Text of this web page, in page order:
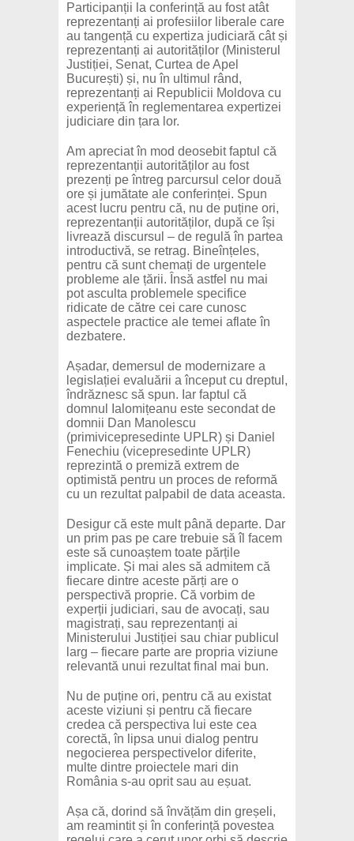
Participanții la conferință au fost atât
reprezentanți ai profesiilor liberale care
au tangență cu expertiza judiciară cât și
reprezentanți ai autorităților (Ministerul
Justiției, Senat, Curtea de Apel
București) și, nu în ultimul rând,
reprezentanți ai Republicii Moldova cu
experiență în reglementarea expertizei
judiciare din țara lor.
Am apreciat în mod deosebit faptul că
reprezentanții autorităților au fost
prezenți pe întreg parcursul celor două
ore și jumătate ale conferinței. Spun
acest lucru pentru că, nu de puține ori,
reprezentanții autorităților, după ce își
livrează discursul – de regulă în partea
introductivă, se retrag. Bineînțeles,
pentru că sunt chemați de urgentele
probleme ale țării. Însă astfel nu mai
pot asculta problemele specifice
ridicate de către cei care cunosc
aspectele practice ale temei aflate în
dezbatere.
Așadar, demersul de modernizare a
legislației evaluării a început cu dreptul,
îndrăznesc să spun. Iar faptul că
domnul Ialomițeanu este secondat de
domnii Dan Manolescu
(primivicepresedinte UPLR) și Daniel
Fenechiu (vicepresedinte UPLR)
reprezintă o premiză extrem de
optimistă pentru un proces de reformă
cu un rezultat palpabil de data aceasta.
Desigur că este mult până departe. Dar
un prim pas pe care trebuie să îl facem
este să cunoaștem toate părțile
implicate. Și mai ales să admitem că
fiecare dintre aceste părți are o
perspectivă proprie. Că vorbim de
experții judiciari, sau de avocați, sau
magistrați, sau reprezentanți ai
Ministerului Justiției sau chiar publicul
larg – fiecare parte are propria viziune
relevantă unui rezultat final mai bun.
Nu de puține ori, pentru că au existat
aceste viziuni și pentru că fiecare
credea că perspectiva lui este cea
corectă, în lipsa unui dialog pentru
negocierea perspectivelor diferite,
multe dintre proiectele mari din
România s-au oprit sau au eșuat.
Așa că, dorind să învățăm din greșeli,
am reamintit și în conferință povestea